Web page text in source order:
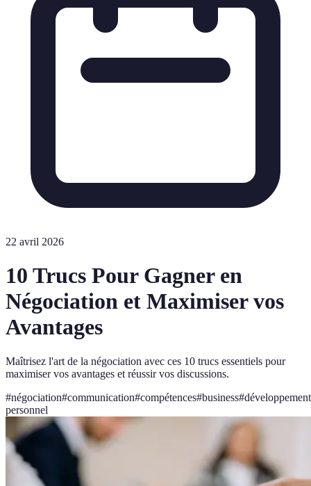
22 avril 2026
10 Trucs Pour Gagner en
Négociation et Maximiser vos
Avantages
Maîtrisez l'art de la négociation avec ces 10 trucs essentiels pour
maximiser vos avantages et réussir vos discussions.
#négociation#communication#compétences#business#développement
personnel